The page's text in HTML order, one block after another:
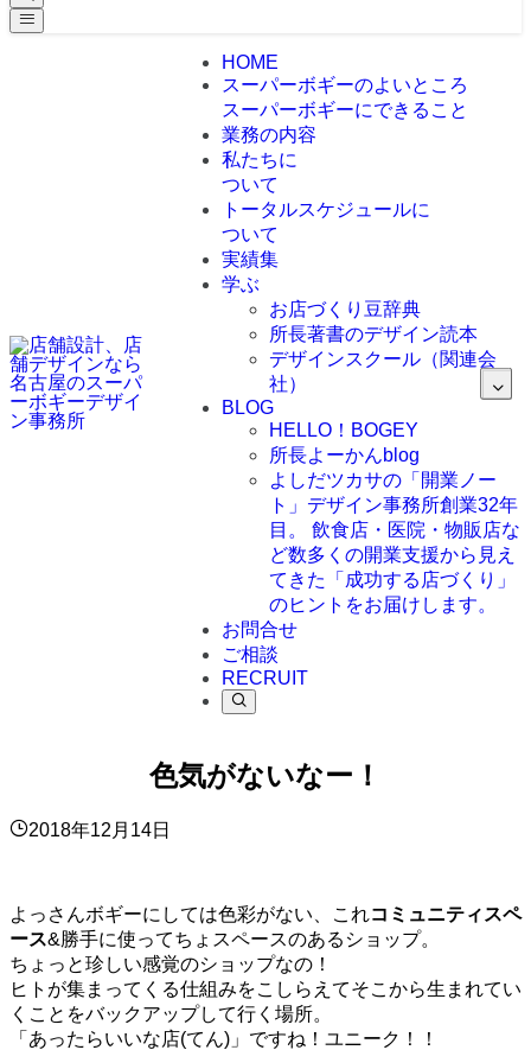
HOME
スーパーボギーのよいところ
スーパーボギーにできること
業務の内容
私たちに
ついて
トータルスケジュールに
ついて
実績集
学ぶ
お店づくり豆辞典
所長著書のデザイン読本
デザインスクール（関連会
社）
BLOG
HELLO！BOGEY
所長よーかんblog
よしだツカサの「開業ノー
ト」 デザイン事務所創業32年
目。 飲食店・医院・物販店な
ど数多くの開業支援から見え
てきた「成功する店づくり」
のヒントをお届けします。
お問合せ
ご相談
RECRUIT
色気がないなー！
2018年12月14日
よっさんボギーにしては色彩がない、これコミュニティスペ
ース&勝手に使ってちょスペースのあるショップ。
ちょっと珍しい感覚のショップなの！
ヒトが集まってくる仕組みをこしらえてそこから生まれてい
くことをバックアップして行く場所。
「あったらいいな店(てん)」ですね！ユニーク！！